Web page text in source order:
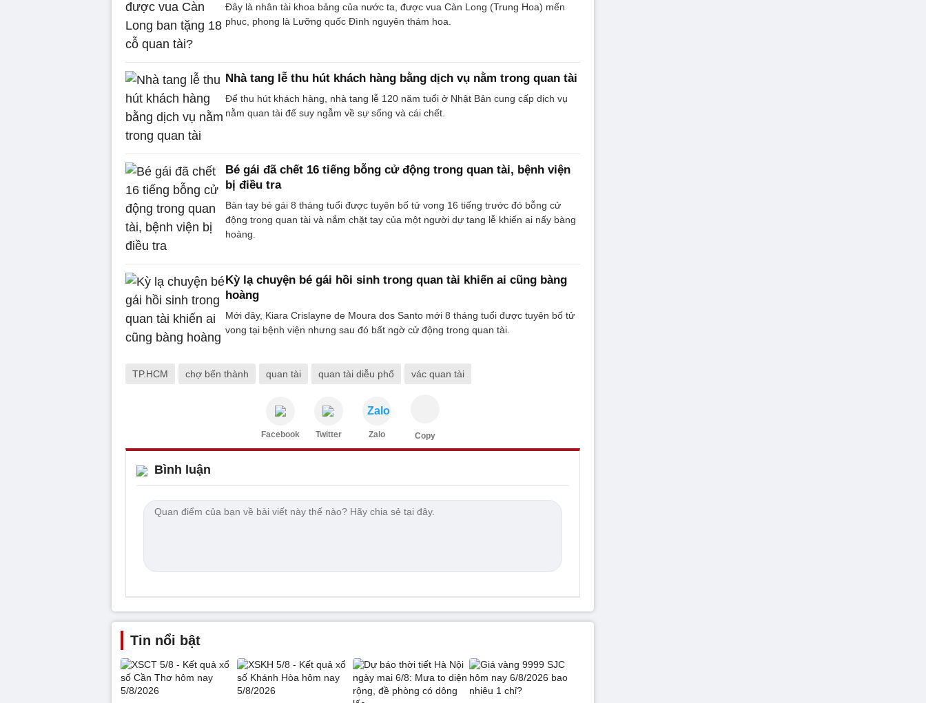
Đây là nhân tài khoa bảng của nước ta, được vua Càn Long (Trung Hoa) mến
phục, phong là Lưỡng quốc Đình nguyên thám hoa.
Nhà tang lễ thu hút khách hàng bằng dịch vụ nằm trong quan tài
Để thu hút khách hàng, nhà tang lễ 120 năm tuổi ở Nhật Bản cung cấp dịch vụ
nằm quan tài để suy ngẫm về sự sống và cái chết.
Bé gái đã chết 16 tiếng bỗng cử động trong quan tài, bệnh viện
bị điều tra
Bàn tay bé gái 8 tháng tuổi được tuyên bố tử vong 16 tiếng trước đó bỗng cử
động trong quan tài và nắm chặt tay của một người dự tang lễ khiến ai nấy bàng
hoàng.
Kỳ lạ chuyện bé gái hồi sinh trong quan tài khiến ai cũng bàng
hoàng
Mới đây, Kiara Crislayne de Moura dos Santo mới 8 tháng tuổi được tuyên bố tử
vong tại bệnh viện nhưng sau đó bất ngờ cử động trong quan tài.
TP.HCM chợ bến thành quan tài quan tài diễu phố vác quan tài
Facebook Twitter
Zalo
Zalo Copy
Bình luận
Tin nổi bật